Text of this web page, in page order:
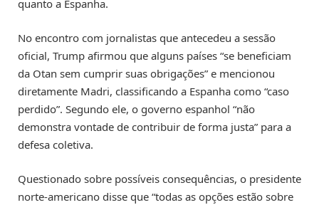
quanto a Espanha.
No encontro com jornalistas que antecedeu a sessão
oficial, Trump afirmou que alguns países “se beneficiam
da Otan sem cumprir suas obrigações” e mencionou
diretamente Madri, classificando a Espanha como “caso
perdido”. Segundo ele, o governo espanhol “não
demonstra vontade de contribuir de forma justa” para a
defesa coletiva.
Questionado sobre possíveis consequências, o presidente
norte-americano disse que “todas as opções estão sobre